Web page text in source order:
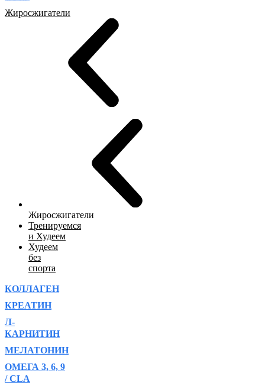
Жиросжигатели
Жиросжигатели
Тренируемся
и Худеем
Худеем
без
спорта
КОЛЛАГЕН
КРЕАТИН
Л-
КАРНИТИН
МЕЛАТОНИН
ОМЕГА 3, 6, 9
/ CLA